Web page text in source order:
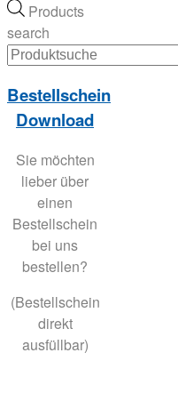
Products
search
Bestellschein
Download
Sie möchten
lieber über
einen
Bestellschein
bei uns
bestellen?
(Bestellschein
direkt
ausfüllbar)